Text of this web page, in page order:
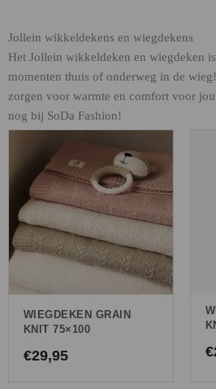
Jollein wikkeldekens en wiegdekens
Het Jollein wikkeldeken en wiegdeken
momenten thuis of onderweg in de
zorgen voor warmte en comfort voor
nog bij SoDa Fashion!
WIEGDEKEN GRAIN
KNIT 75×100
€29,95 €